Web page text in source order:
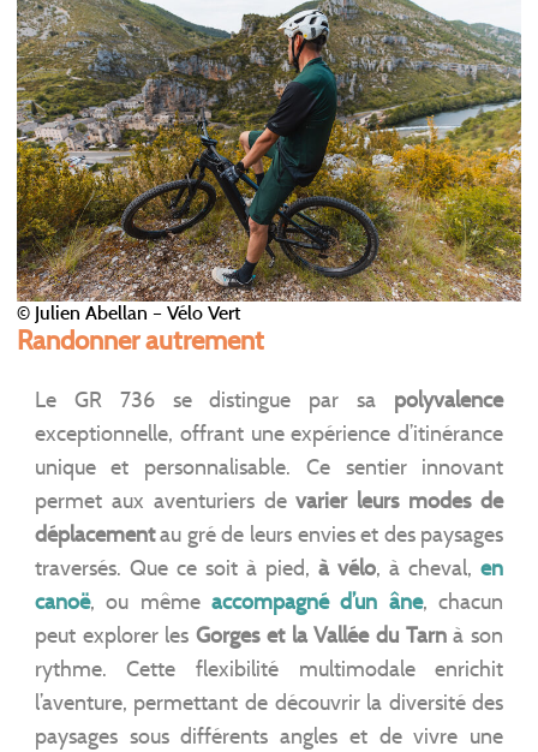
© Julien Abellan – Vélo Vert
Randonner autrement
Le GR 736 se distingue par sa polyvalence
exceptionnelle, offrant une expérience d’itinérance
unique et personnalisable. Ce sentier innovant
permet aux aventuriers devarier leurs modes de
déplacementau gré de leurs envies et des paysages
traversés. Que ce soit à pied,à vélo, à cheval,en
canoë, ou même accompagné d’un âne, chacun
peut explorer lesGorges et la Vallée du Tarnà son
rythme. Cette flexibilité multimodale enrichit
l’aventure, permettant de découvrir la diversité des
paysages sous différents angles et de vivre une